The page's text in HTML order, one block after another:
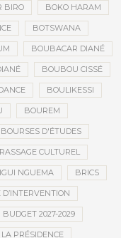
BIRO BOKO HARAM
BOTSWANA
BOUBACAR DIANÉ
BOUBOU CISSÉ
BOULIKESSI
BOUREM
BOURSES D'ÉTUDES
CULTUREL
NGUEMA BRICS
BUDGET 2027-2029
PRÉSIDENCE